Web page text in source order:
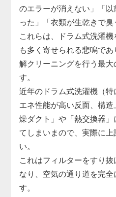
のエラーが消えない」「
った」「衣類が生乾きで臭
これらは、ドラム式洗濯
も多く寄せられる悲鳴で
解クリーニングを行う最大
す。
近年のドラム式洗濯機（
エネ性能が高い反面、構
燥ダクト」や「熱交換器
てしまいまので、実際に
い。
これはフィルターをすり
なり、空気の通り道を完
す。